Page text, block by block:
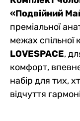
«Подвійний
преміальної
межах спільної
LOVESPACE,
комфорт,
набір для тих,
відчуття